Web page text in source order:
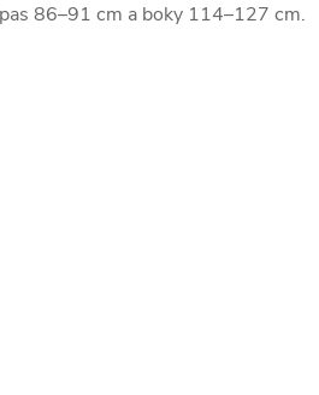
86–91 cm a boky 114–127 cm.